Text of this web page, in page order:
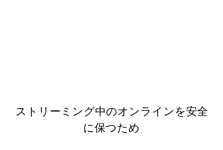
ストリーミング中のオンラインを安全
に保つため